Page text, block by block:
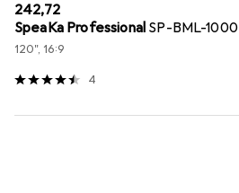
EUR
242,72
SpeaKa Professional SP-BML-1000
120", 16:9
4